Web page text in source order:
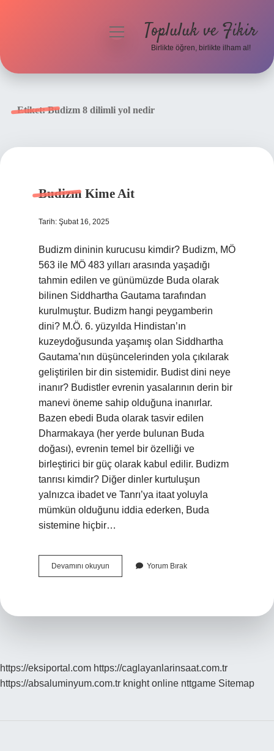
menüyüTopluluk ve Fikir
Birlikte öğren, birlikte ilham al!
Etiket:Budizm 8 dilimli yol nedir
Budizm Kime Ait
Tarih: Şubat 16, 2025
Budizm dininin kurucusu kimdir? Budizm, MÖ
563 ile MÖ 483 yılları arasında yaşadığı
tahmin edilen ve günümüzde Buda olarak
bilinen Siddhartha Gautama tarafından
kurulmuştur. Budizm hangi peygamberin
dini? M.Ö. 6. yüzyılda Hindistan’ın
kuzeydoğusunda yaşamış olan Siddhartha
Gautama’nın düşüncelerinden yola çıkılarak
geliştirilen bir din sistemidir. Budist dini neye
inanır? Budistler evrenin yasalarının derin bir
manevi öneme sahip olduğuna inanırlar.
Bazen ebedi Buda olarak tasvir edilen
Dharmakaya (her yerde bulunan Buda
doğası), evrenin temel bir özelliği ve
birleştirici bir güç olarak kabul edilir. Budizm
tanrısı kimdir? Diğer dinler kurtuluşun
yalnızca ibadet ve Tanrı’ya itaat yoluyla
mümkün olduğunu iddia ederken, Buda
sistemine hiçbir…
Devamını okuyun
Kime
Yorum Bırak
https://eksiportal.com https://caglayanlarinsaat.com.tr
https://absaluminyum.com.tr knight online nttgame Sitemap